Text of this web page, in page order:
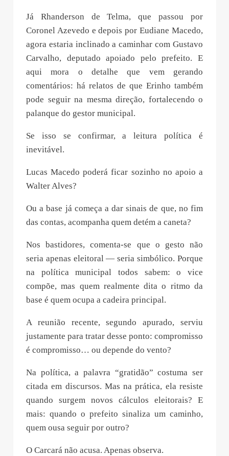
Já Rhanderson de Telma, que passou por
Coronel Azevedo e depois por Eudiane Macedo,
agora estaria inclinado a caminhar com Gustavo
Carvalho, deputado apoiado pelo prefeito. E
aqui mora o detalhe que vem gerando
comentários: há relatos de que Erinho também
pode seguir na mesma direção, fortalecendo o
palanque do gestor municipal.
Se isso se confirmar, a leitura política é
inevitável.
Lucas Macedo poderá ficar sozinho no apoio a
Walter Alves?
Ou a base já começa a dar sinais de que, no fim
das contas, acompanha quem detém a caneta?
Nos bastidores, comenta-se que o gesto não
seria apenas eleitoral — seria simbólico. Porque
na política municipal todos sabem: o vice
compõe, mas quem realmente dita o ritmo da
base é quem ocupa a cadeira principal.
A reunião recente, segundo apurado, serviu
justamente para tratar desse ponto: compromisso
é compromisso… ou depende do vento?
Na política, a palavra “gratidão” costuma ser
citada em discursos. Mas na prática, ela resiste
quando surgem novos cálculos eleitorais? E
mais: quando o prefeito sinaliza um caminho,
quem ousa seguir por outro?
O Carcará não acusa. Apenas observa.